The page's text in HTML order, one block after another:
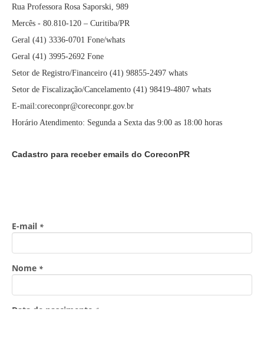
Rua Professora Rosa Saporski, 989
Mercês - 80.810-120 – Curitiba/PR
Geral (41) 3336-0701 Fone/whats
Geral (41) 3995-2692 Fone
Setor de Registro/Financeiro (41) 98855-2497 whats
Setor de Fiscalização/Cancelamento (41) 98419-4807 whats
E-mail:coreconpr@coreconpr.gov.br
Horário Atendimento: Segunda a Sexta das 9:00 as 18:00 horas
Cadastro para receber emails do CoreconPR